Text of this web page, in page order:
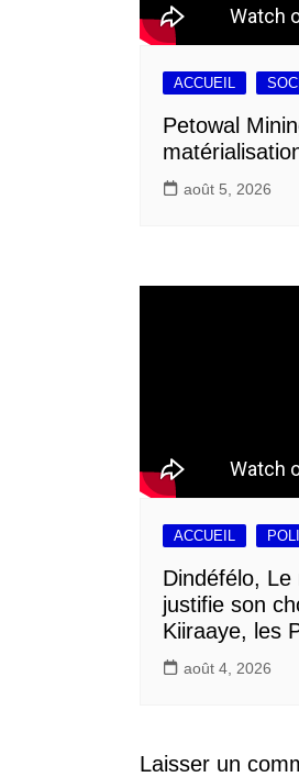
ACCUEIL
Petowal
août 5, 2026
ACCUEIL
Dindéfélo, Le
justifie son
Kiiraaye, les
août 4, 2026
Laisser un